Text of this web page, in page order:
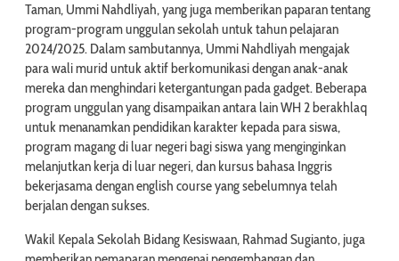
Taman, Ummi Nahdliyah, yang juga memberikan paparan tentang
program-program unggulan sekolah untuk tahun pelajaran
2024/2025. Dalam sambutannya, Ummi Nahdliyah mengajak
para wali murid untuk aktif berkomunikasi dengan anak-anak
mereka dan menghindari ketergantungan pada gadget. Beberapa
program unggulan yang disampaikan antara lain WH 2 berakhlaq
untuk menanamkan pendidikan karakter kepada para siswa,
program magang di luar negeri bagi siswa yang menginginkan
melanjutkan kerja di luar negeri, dan kursus bahasa Inggris
bekerjasama dengan english course yang sebelumnya telah
berjalan dengan sukses.
Wakil Kepala Sekolah Bidang Kesiswaan, Rahmad Sugianto, juga